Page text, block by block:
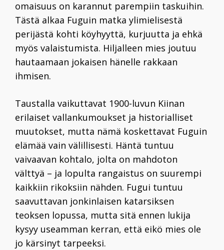
omaisuus on karannut parempiin taskuihin.
Tästä alkaa Fuguin matka ylimielisestä
perijästä kohti köyhyyttä, kurjuutta ja ehkä
myös valaistumista. Hiljalleen mies joutuu
hautaamaan jokaisen hänelle rakkaan
ihmisen.
Taustalla vaikuttavat 1900-luvun Kiinan
erilaiset vallankumoukset ja historialliset
muutokset, mutta nämä koskettavat Fuguin
elämää vain välillisesti. Häntä tuntuu
vaivaavan kohtalo, jolta on mahdoton
välttyä – ja lopulta rangaistus on suurempi
kaikkiin rikoksiin nähden. Fugui tuntuu
saavuttavan jonkinlaisen katarsiksen
teoksen lopussa, mutta sitä ennen lukija
kysyy useamman kerran, että eikö mies ole
jo kärsinyt tarpeeksi.